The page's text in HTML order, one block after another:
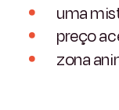
uma
preço
zona